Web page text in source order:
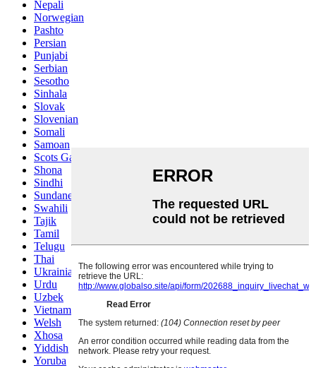
Nepali
Norwegian
Pashto
Persian
Punjabi
Serbian
Sesotho
Sinhala
Slovak
Slovenian
Somali
Samoan
Scots Gaelic
Shona
Sindhi
Sundanese
Swahili
Tajik
Tamil
Telugu
Thai
Ukrainian
Urdu
Uzbek
Vietnamese
Welsh
Xhosa
Yiddish
Yoruba